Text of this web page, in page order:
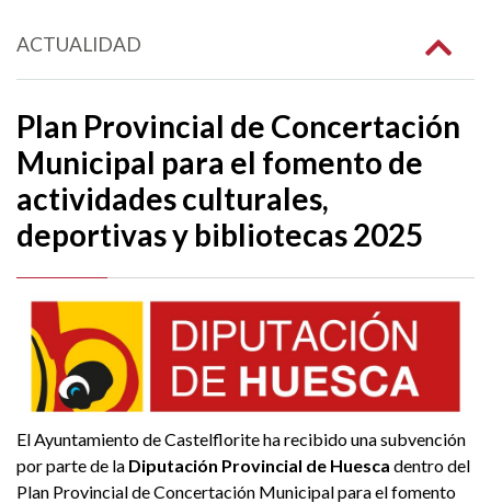
ACTUALIDAD
Plan Provincial de Concertación
Municipal para el fomento de
actividades culturales,
deportivas y bibliotecas 2025
El Ayuntamiento de Castelflorite ha recibido una subvención
por parte de la Diputación Provincial de Huesca dentro del
Plan Provincial de Concertación Municipal para el fomento